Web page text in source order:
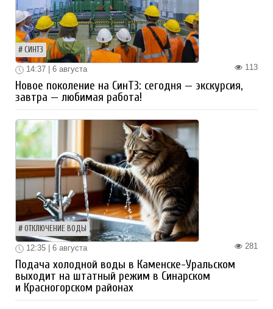
СИНТЗ
113
14:37 | 6 августа
Новое поколение на СинТЗ: сегодня — экскурсия,
завтра — любимая работа!
ОТКЛЮЧЕНИЕ ВОДЫ
281
12:35 | 6 августа
Подача холодной воды в Каменске-Уральском
выходит на штатный режим в Синарском
и Красногорском районах